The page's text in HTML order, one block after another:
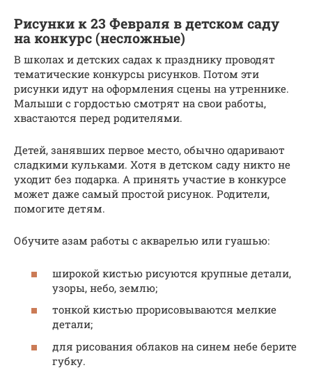
Рисунки к 23 Февраля в детском саду
на конкурс (несложные)
В школах и детских садах к празднику проводят
тематические конкурсы рисунков. Потом эти
рисунки идут на оформления сцены на утреннике.
Малыши с гордостью смотрят на свои работы,
хвастаются перед родителями.
Детей, занявших первое место, обычно одаривают
сладкими кульками. Хотя в детском саду никто не
уходит без подарка. А принять участие в конкурсе
может даже самый простой рисунок. Родители,
помогите детям.
Обучите азам работы с акварелью или гуашью:
широкой кистью рисуются крупные детали,
узоры, небо, землю;
тонкой кистью прорисовываются мелкие
детали;
для рисования облаков на синем небе берите
губку.